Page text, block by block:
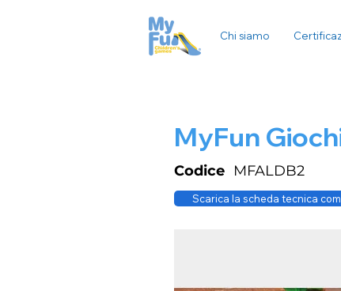
Chi siamo
MyFun
MFALDB2
Codice
Scarica la scheda tecnica